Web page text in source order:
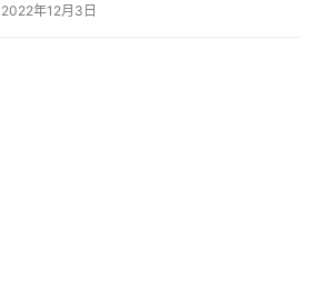
2022年12月3日